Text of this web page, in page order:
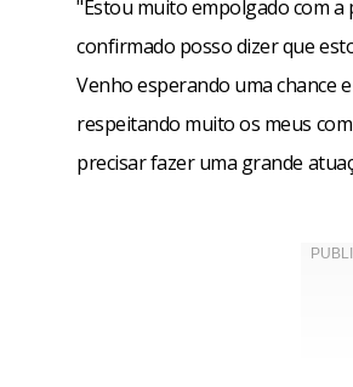
"Estou muito empolgado com a
confirmado posso dizer que
Venho esperando uma chance
respeitando muito os meus
precisar fazer uma grande